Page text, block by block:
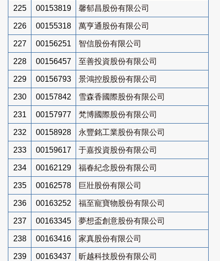
225 00153819 馨郁昌股份有限公司
226 00155318 萬亨通股份有限公司
227 00156251 智信股份有限公司
228 00156457 至善投資股份有限公司
229 00156793 景鴻控股股份有限公司
230 00157842 雪森香國際股份有限公司
231 00157977 梵博國際股份有限公司
232 00158928 永豐銘工業股份有限公司
233 00159617 于嘉投資股份有限公司
234 00162129 福春紀念股份有限公司
235 00162578 巨壯股份有限公司
236 00163252 福至寵寶物股份有限公司
237 00163345 夢想盃創意股份有限公司
238 00163416 家真股份有限公司
239 00163437 昕越科技股份有限公司